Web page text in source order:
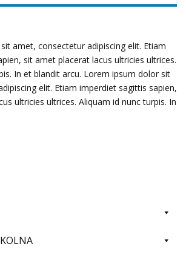
amet, consectetur adipiscing elit. Etiam
sit amet placerat lacus ultricies ultrices.
In et blandit arcu. Lorem ipsum dolor sit
elit. Etiam imperdiet sagittis sapien,
ultricies ultrices. Aliquam id nunc turpis. In